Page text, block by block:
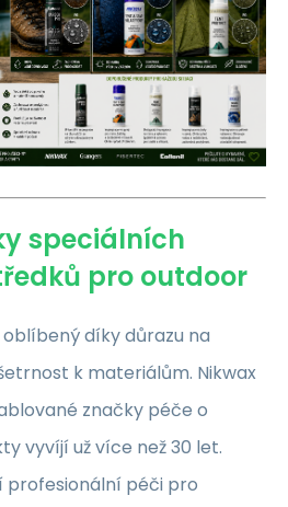
speciálních
pro outdoor
díky důrazu na
k materiálům. Nikwax
značky péče o
vyvíjí už více než 30 let.
profesionální péči pro